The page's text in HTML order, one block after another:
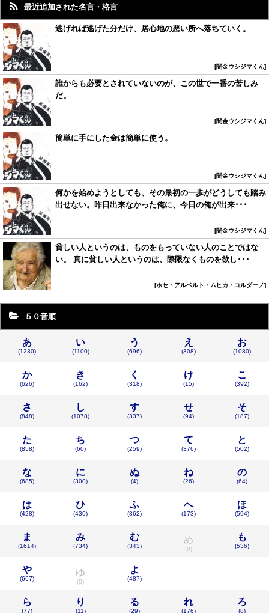
最近追加された名言・格言
逃げれば逃げた分だけ、居心地の悪い所へ落ちていく。
闇金ウシジマくん
誰からも必要とされていないのが、この世で一番の苦しみ
だ。
闇金ウシジマくん
簡単に手にした金は簡単に使う。
闇金ウシジマくん
何かを始めようとしても、その最初の一歩がどうしても踏み
出せない。昨日出来なかった俺に、今日の俺が出来･･･
闇金ウシジマくん
貧しい人というのは、ものをもっていない人のことではな
い。 真に貧しい人というのは、際限なくものを欲し･･･
ホセ・アルベルト・ムヒカ・コルダーノ
５０音順
あ
(1230)
い
(1100)
う
(696)
え
(308)
お
(1080)
か
(626)
き
(162)
く
(318)
け
(15)
こ
(392)
さ
(848)
し
(1078)
す
(337)
せ
(94)
そ
(187)
た
(858)
ち
(60)
つ
(259)
て
(376)
と
(502)
な
(685)
に
(300)
ぬ
(4)
ね
(26)
の
(64)
は
(428)
ひ
(430)
ふ
(862)
へ
(173)
ほ
(594)
ま
(1614)
み
(734)
む
(343)
め
(0)
も
(536)
や
(667)
ゆ
(0)
よ
(487)
ら
(77)
り
(11)
る
(29)
れ
(176)
ろ
(8)